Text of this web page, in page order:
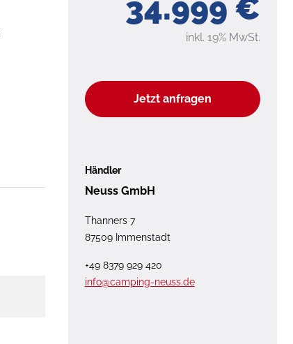
34.999 €
inkl. 19% MwSt.
Jetzt anfragen
Händler
Neuss GmbH
Thanners 7
87509 Immenstadt
+49 8379 929 420
info@camping-neuss.de